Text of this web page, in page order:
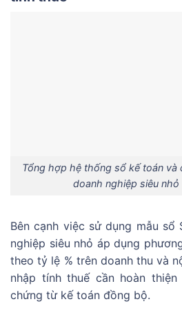
Tổng hợp hệ thống sổ kế toán
doanh nghiệp siêu
Bên cạnh việc sử dụng mẫu sổ
nghiệp siêu nhỏ áp dụng
theo tỷ lệ % trên doanh thu và
nhập tính thuế cần hoàn
chứng từ kế toán đồng bộ.